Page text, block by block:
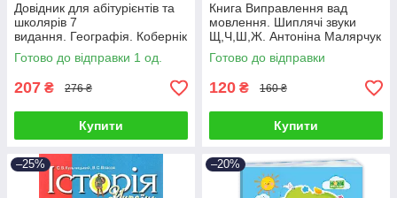
Довідник для абітурієнтів та
школярів 7
видання. Географія. Кобернік
С. Г.
Готово до відправки 1 од.
207 ₴ 276 ₴
Купити
Книга Виправлення вад
мовлення. Шиплячі звуки
Щ,Ч,Ш,Ж. Антоніна Малярчук
Готово до відправки
120 ₴ 160 ₴
Купити
–25% –20%